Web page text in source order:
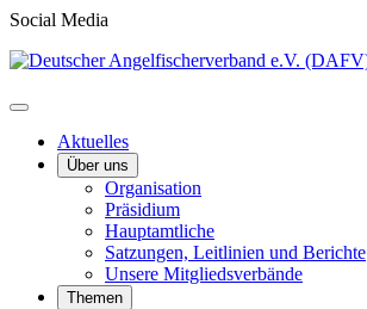
Social Media
Aktuelles
Über uns
Organisation
Präsidium
Hauptamtliche
Satzungen, Leitlinien und Berichte
Unsere Mitgliedsverbände
Themen